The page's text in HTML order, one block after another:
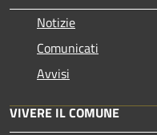
Notizie
Comunicati
Avvisi
VIVERE IL COMUNE